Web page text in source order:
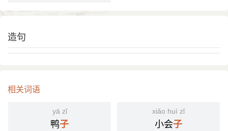
造句
相关词语
yā zǐ
鸭子
xiǎo huì zǐ
小会子